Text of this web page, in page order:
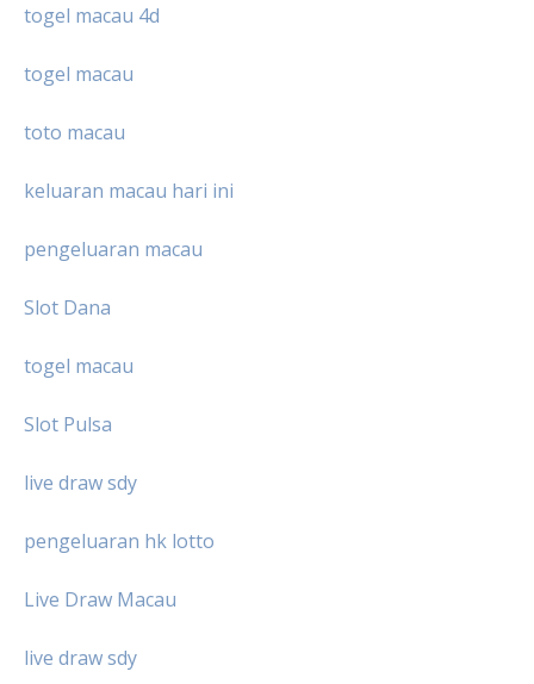
togel macau 4d
togel macau
toto macau
keluaran macau hari ini
pengeluaran macau
Slot Dana
togel macau
Slot Pulsa
live draw sdy
pengeluaran hk lotto
Live Draw Macau
live draw sdy